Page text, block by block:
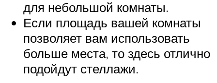
для небольшой комнаты.
Если площадь вашей комнаты
позволяет вам использовать
больше места, то здесь отлично
подойдут стеллажи.